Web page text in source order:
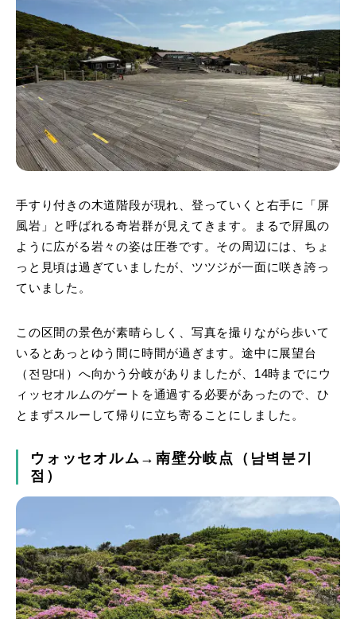
手すり付きの木道階段が現れ、登っていくと右手に「屏
風岩」と呼ばれる奇岩群が見えてきます。まるで屛風の
ように広がる岩々の姿は圧巻です。その周辺には、ちょ
っと見頃は過ぎていましたが、ツツジが一面に咲き誇っ
ていました。
この区間の景色が素晴らしく、写真を撮りながら歩いて
いるとあっとゆう間に時間が過ぎます。途中に展望台
（전망대）へ向かう分岐がありましたが、14時までにウ
ィッセオルムのゲートを通過する必要があったので、ひ
とまずスルーして帰りに立ち寄ることにしました。
ウォッセオルム→南壁分岐点（남벽분기
점）